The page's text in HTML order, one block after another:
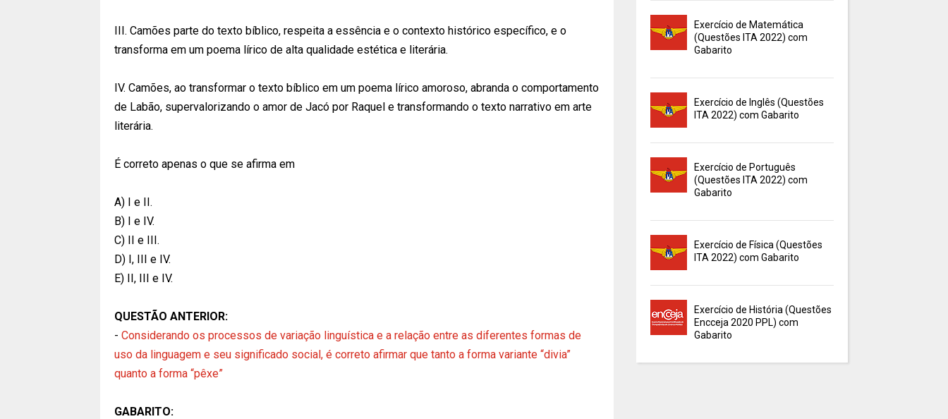
III. Camões parte do texto bíblico, respeita a essência e o contexto histórico específico, e o
transforma em um poema lírico de alta qualidade estética e literária.
IV. Camões, ao transformar o texto bíblico em um poema lírico amoroso, abranda o comportamento
de Labão, supervalorizando o amor de Jacó por Raquel e transformando o texto narrativo em arte
literária.
É correto apenas o que se afirma em
A) I e II.
B) I e IV.
C) II e III.
D) I, III e IV.
E) II, III e IV.
QUESTÃO ANTERIOR:
- Considerando os processos de variação linguística e a relação entre as diferentes formas de
uso da linguagem e seu significado social, é correto afirmar que tanto a forma variante “divia”
quanto a forma “pêxe”
GABARITO:
Exercício de Matemática
(Questões ITA 2022) com
Gabarito
Exercício de Inglês (Questões
ITA 2022) com Gabarito
Exercício de Português
(Questões ITA 2022) com
Gabarito
Exercício de Física (Questões
ITA 2022) com Gabarito
Exercício de História (Questões
Encceja 2020 PPL) com
Gabarito